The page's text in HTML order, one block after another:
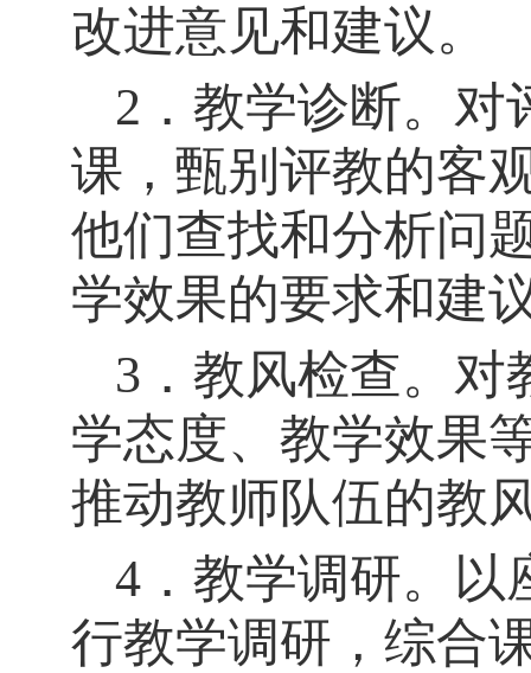
改进意见和建议。
2．教学诊断。对
课，甄别评教的客
他们查找和分析问
学效果的要求和建
3．教风检查。对
学态度、教学效果
推动教师队伍的教
4．教学调研。以
行教学调研，综合